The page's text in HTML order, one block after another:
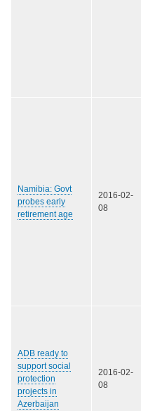
Namibia: Govt
probes early
retirement age
2016-02-
08
ADB ready to
support social
protection
projects in
Azerbaijan
2016-02-
08